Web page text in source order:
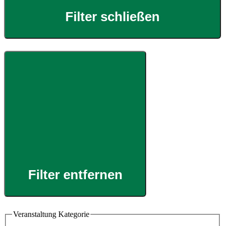
Filter schließen
Filter entfernen
Veranstaltung Kategorie